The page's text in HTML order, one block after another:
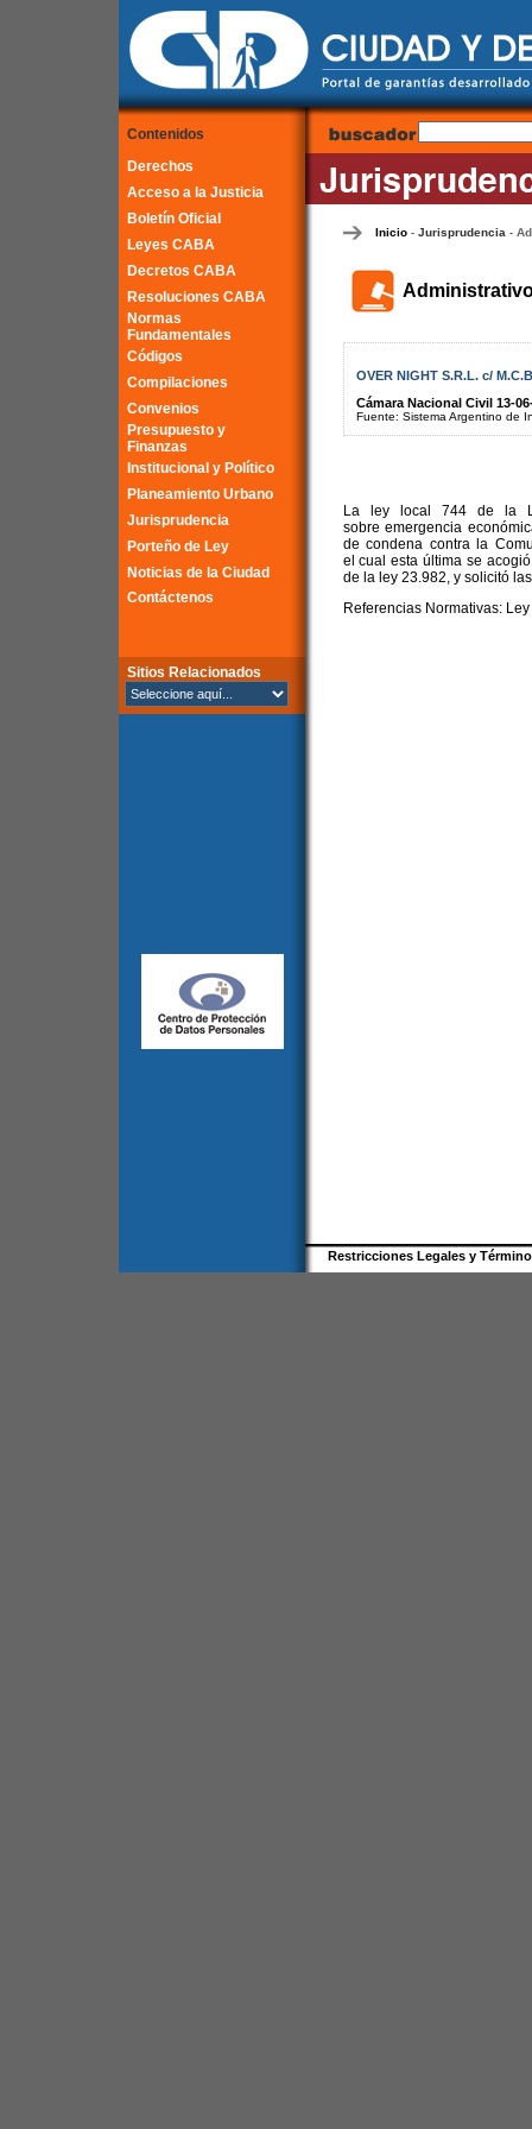
Contenidos
Derechos
Acceso a la Justicia
Boletín Oficial
Leyes CABA
Decretos CABA
Resoluciones CABA
Normas
Fundamentales
Códigos
Compilaciones
Convenios
Presupuesto y
Finanzas
Institucional y Político
Planeamiento Urbano
Jurisprudencia
Porteño de Ley
Noticias de la Ciudad
Contáctenos
Sitios Relacionados
Inicio- Jurisprudencia-
OVER NIGHT S.R.L. c/
Cámara Nacional Civil 13-
Fuente: Sistema Argentino de
La ley local 744 de la
sobre emergencia
de condena contra la
el cual esta última se
de la ley 23.982, y solicitó
Referencias Normativas:
Restricciones Legales y